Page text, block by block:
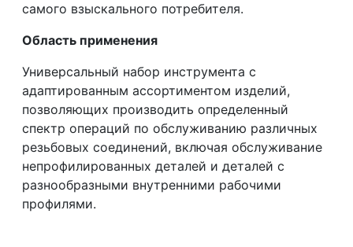
самого взыскального потребителя.
Область применения
Универсальный набор инструмента с
адаптированным ассортиментом изделий,
позволяющих производить определенный
спектр операций по обслуживанию различных
резьбовых соединений, включая обслуживание
непрофилированных деталей и деталей с
разнообразными внутренними рабочими
профилями.